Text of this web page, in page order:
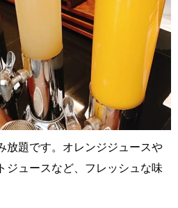
放題です。オレンジジュースや
ジュースなど、フレッシュな味